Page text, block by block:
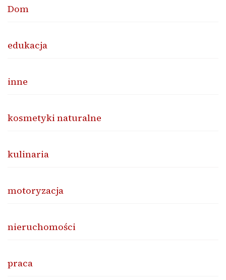
Dom
edukacja
inne
kosmetyki naturalne
kulinaria
motoryzacja
nieruchomości
praca